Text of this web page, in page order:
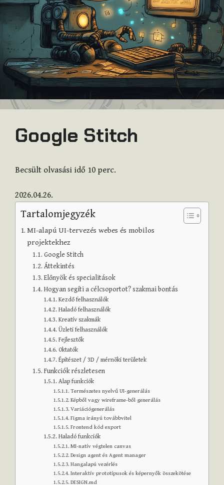
Google Stitch
Becsült olvasási idő 10 perc.
2026.04.26.
Tartalomjegyzék
MI-alapú UI-tervezés webes és mobilos
projektekhez
Google Stitch
Áttekintés
Előnyök és specialitások
Hogyan segíti a célcsoportot? szakmai bontás
Kezdő felhasználók
Haladó felhasználók
Kreatív szakmák
Üzleti felhasználók
Fejlesztők
Oktatók
Építészet / 3D / mérnöki területek
Funkciók részletesen
Alap funkciók
Természetes nyelvű UI-generálás
Képből vagy wireframe-ből generálás
Variációgenerálás
Figma irányú továbbvitel
Frontend kód export
Haladó funkciók
MI-natív végtelen canvas
Design agent és Agent manager
Hangalapú vezérlés
Interaktív prototípusok és képernyők összekötése
DESIGN.md